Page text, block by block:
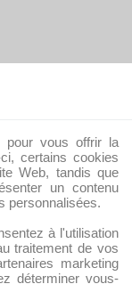
pour vous offrir la
certains cookies
Web, tandis que
un contenu
personnalisées.
à l'utilisation
traitement de vos
marketing
déterminer vous-